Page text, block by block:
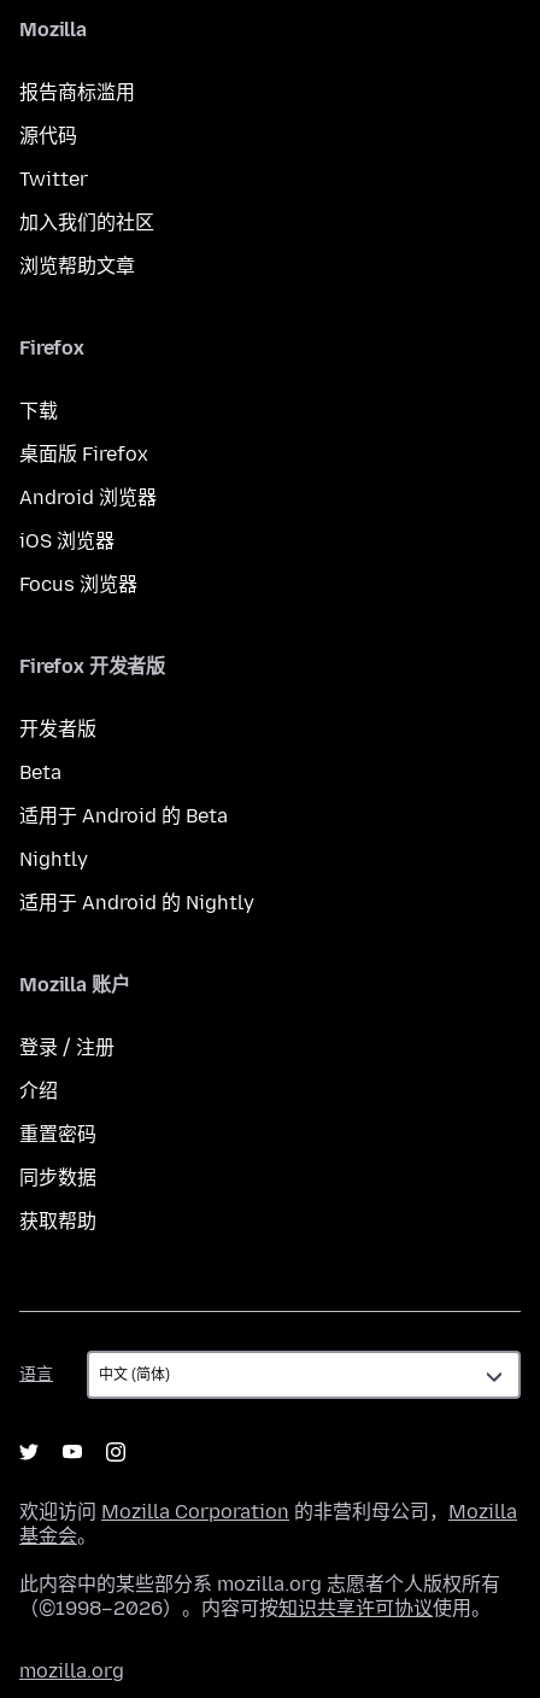
Mozilla
报告商标滥用
源代码
Twitter
加入我们的社区
浏览帮助文章
Firefox
下载
桌面版 Firefox
Android 浏览器
iOS 浏览器
Focus 浏览器
Firefox 开发者版
开发者版
Beta
适用于 Android 的 Beta
Nightly
适用于 Android 的 Nightly
Mozilla 账户
登录 / 注册
介绍
重置密码
同步数据
获取帮助
语言
语
言
欢迎访问 Mozilla Corporation 的非营利母公司， Mozilla
基金会。
此内容中的某些部分系 mozilla.org 志愿者个人版权所有
（©1998–2026）。内容可按知识共享许可协议使用。
mozilla.org